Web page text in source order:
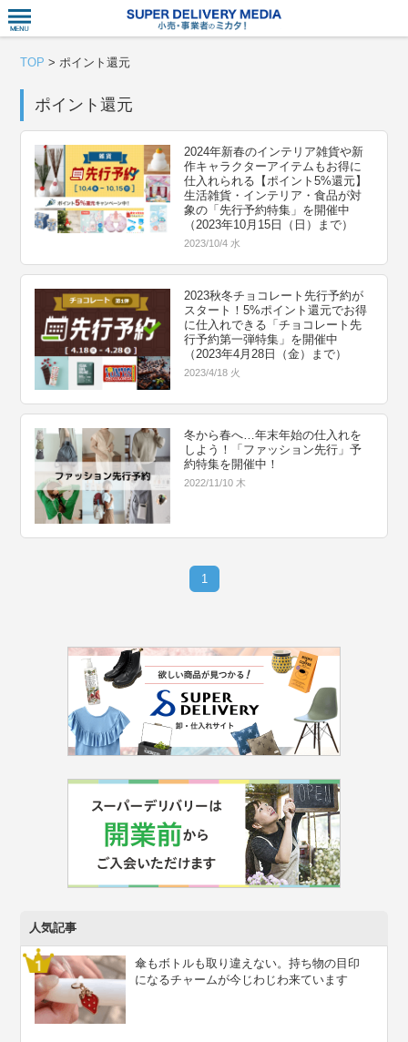
TOP >ポイント還元
ポイント還元
2024年新春のインテリア雑貨や新
作キャラクターアイテムもお得に
仕入れられる【ポイント5%還元】
生活雑貨・インテリア・食品が対
象の「先行予約特集」を開催中
（2023年10月15日（日）まで）
2023/10/4 水
2023秋冬チョコレート先行予約が
スタート！5%ポイント還元でお得
に仕入れできる「チョコレート先
行予約第一弾特集」を開催中
（2023年4月28日（金）まで）
2023/4/18 火
冬から春へ…年末年始の仕入れを
しよう！「ファッション先行」予
約特集を開催中！
2022/11/10 木
1
人気記事
傘もボトルも取り違えない。持ち物の目印
になるチャームが今じわじわ来ています